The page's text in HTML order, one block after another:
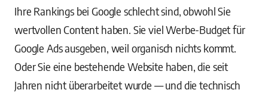
Ihre Rankings bei Google schlecht sind, obwohl Sie
wertvollen Content haben. Sie viel Werbe-Budget für
Google Ads ausgeben, weil organisch nichts kommt.
Oder Sie eine bestehende Website haben, die seit
Jahren nicht überarbeitet wurde — und die technisch